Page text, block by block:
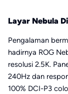
Layar Nebula
Pengalaman
hadirnya ROG
resolusi 2.5K.
240Hz dan
100% DCI-P3